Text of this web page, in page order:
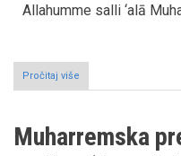
Allahumme salli ‘alā
Pročitaj više
Muharremska
godine
Muharremska